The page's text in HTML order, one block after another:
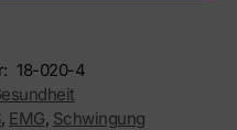
18-020-4
, EMG, Schwingung